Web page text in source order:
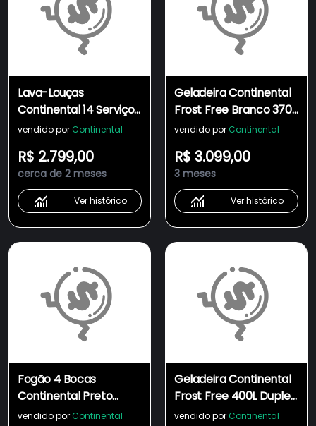
Lava-Louças
Continental 14 Serviços
Prata Com Função
vendido por Continental
R$ 2.799,00
cerca de 2 meses
Ver histórico
Geladeira Continental
Frost Free Branco 370
Litros (TC41)
vendido por Continental
R$ 3.099,00
3 meses
Ver histórico
Fogão 4 Bocas
Continental Preto
Mesa de Vidro, Forno
vendido por Continental
Geladeira Continental
Frost Free 400L Duplex
Branca (TC45)
vendido por Continental